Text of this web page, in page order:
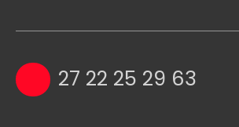
27 22 25 29 63